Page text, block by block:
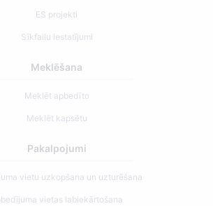
ES projekti
Sīkfailu iestatījumi
Meklēšana
Meklēt apbedīto
Meklēt kapsētu
Pakalpojumi
vietu uzkopšana un uzturēšana
vietas labiekārtošana